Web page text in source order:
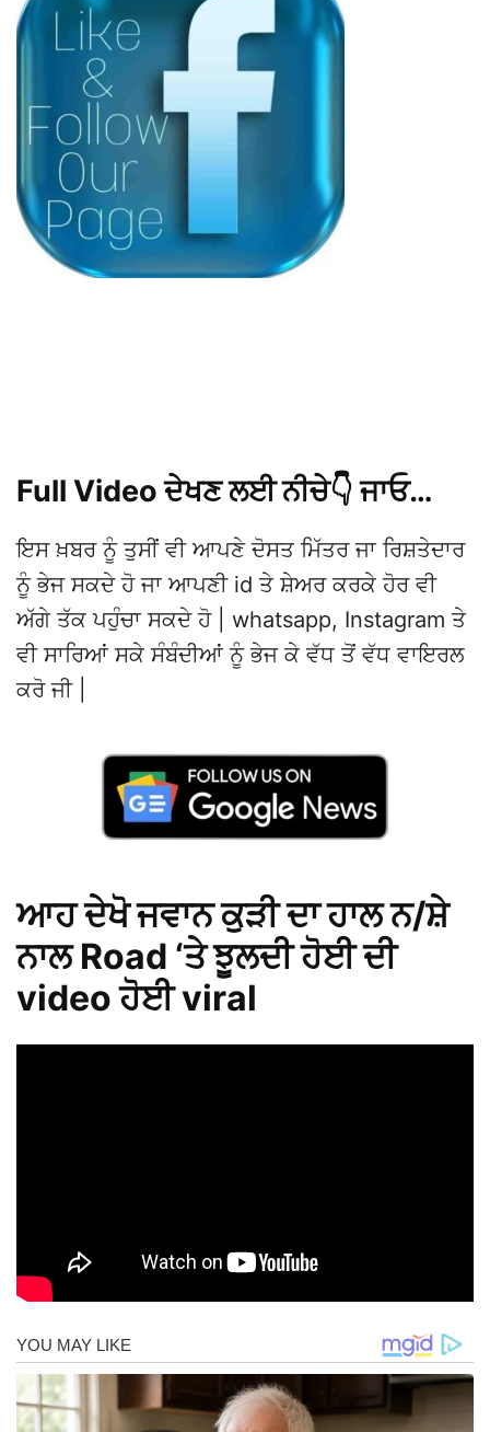
Full Video ਦੇਖਣ ਲਈ ਨੀਚੇ👇 ਜਾਓ…
ਇਸ ਖ਼ਬਰ ਨੂੰ ਤੁਸੀਂ ਵੀ ਆਪਣੇ ਦੋਸਤ ਮਿੱਤਰ ਜਾ ਰਿਸ਼ਤੇਦਾਰ
ਨੂੰ ਭੇਜ ਸਕਦੇ ਹੋ ਜਾ ਆਪਣੀ id ਤੇ ਸ਼ੇਅਰ ਕਰਕੇ ਹੋਰ ਵੀ
ਅੱਗੇ ਤੱਕ ਪਹੁੰਚਾ ਸਕਦੇ ਹੋ | whatsapp, Instagram ਤੇ
ਵੀ ਸਾਰਿਆਂ ਸਕੇ ਸੰਬੰਦੀਆਂ ਨੂੰ ਭੇਜ ਕੇ ਵੱਧ ਤੋਂ ਵੱਧ ਵਾਇਰਲ
ਕਰੋ ਜੀ |
ਆਹ ਦੇਖੋ ਜਵਾਨ ਕੁੜੀ ਦਾ ਹਾਲ ਨ/ਸ਼ੇ
ਨਾਲ Road ‘ਤੇ ਝੂਲਦੀ ਹੋਈ ਦੀ
video ਹੋਈ viral